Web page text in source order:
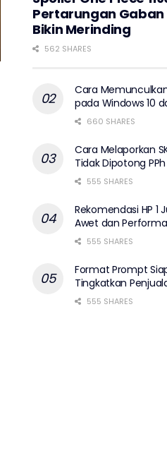
Pertarungan Gaban
Bikin Merinding
562 SHARES
Cara
pada Windows 10
660 SHARES
Cara Melaporkan
Tidak Dipotong
555 SHARES
Rekomendasi HP 1
Awet dan
555 SHARES
Format Prompt
Tingkatkan
555 SHARES